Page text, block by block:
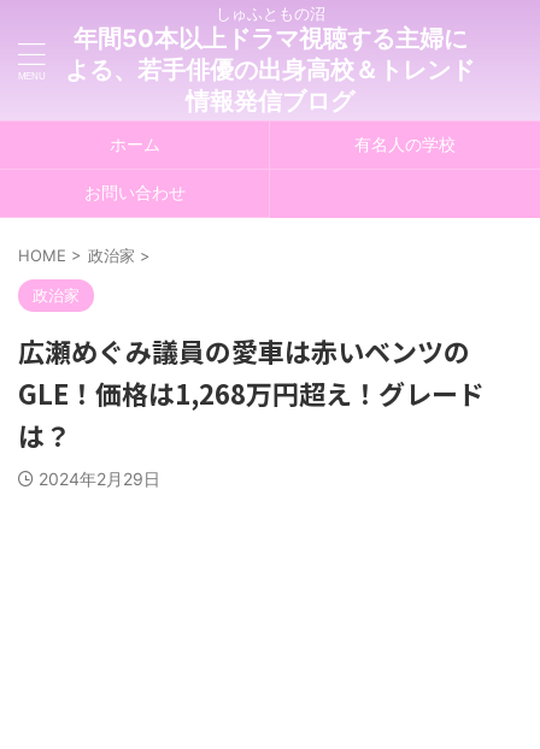
しゅふともの沼
年間50本以上ドラマ視聴する主婦に
よる、若手俳優の出身高校＆トレンド
情報発信ブログ
ホーム 有名人の学校
お問い合わせ
HOME > 政治家 >
政治家
広瀬めぐみ議員の愛車は赤いベンツの
GLE！価格は1,268万円超え！グレード
は？
2024年2月29日